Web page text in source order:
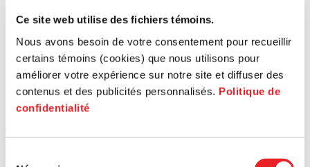
Ce site web utilise des fichiers témoins.
Nous avons besoin de votre consentement pour recueillir
certains témoins (cookies) que nous utilisons pour
améliorer votre expérience sur notre site et diffuser des
contenus et des publicités personnalisés. Politique de
confidentialité
Trouvez le bon territoire pour vous